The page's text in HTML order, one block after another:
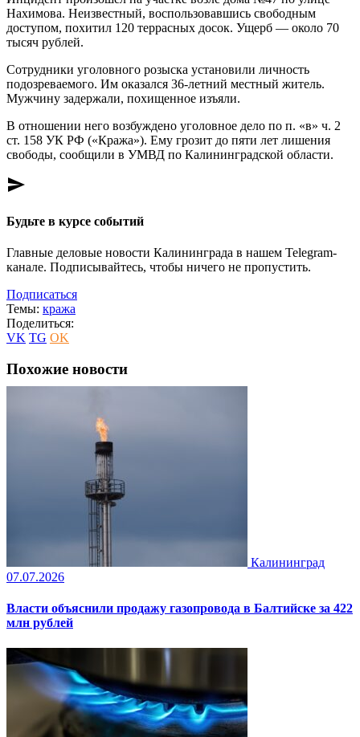
Нахимова. Неизвестный, воспользовавшись свободным
доступом, похитил 120 террасных досок. Ущерб — около 70
тысяч рублей.
Сотрудники уголовного розыска установили личность
подозреваемого. Им оказался 36-летний местный житель.
Мужчину задержали, похищенное изъяли.
В отношении него возбуждено уголовное дело по п. «в» ч. 2
ст. 158 УК РФ («Кража»). Ему грозит до пяти лет лишения
свободы, сообщили в УМВД по Калининградской области.
send
Будьте в курсе событий
Главные деловые новости Калининграда в нашем Telegram-
канале. Подписывайтесь, чтобы ничего не пропустить.
Подписаться
Темы: кража
Поделиться:
VK TG OK
Похожие новости
Калининград
07.07.2026
Власти объяснили продажу газопровода в Балтийске за 422
млн рублей